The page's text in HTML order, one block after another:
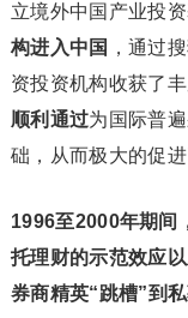
立境外中国产业投
构进入中国 ，通过
资投资机构收获了
顺利通过为国际普
础，从而极大的促进
1996至2000年期间
托理财的示范效应
券商精英“跳槽”到